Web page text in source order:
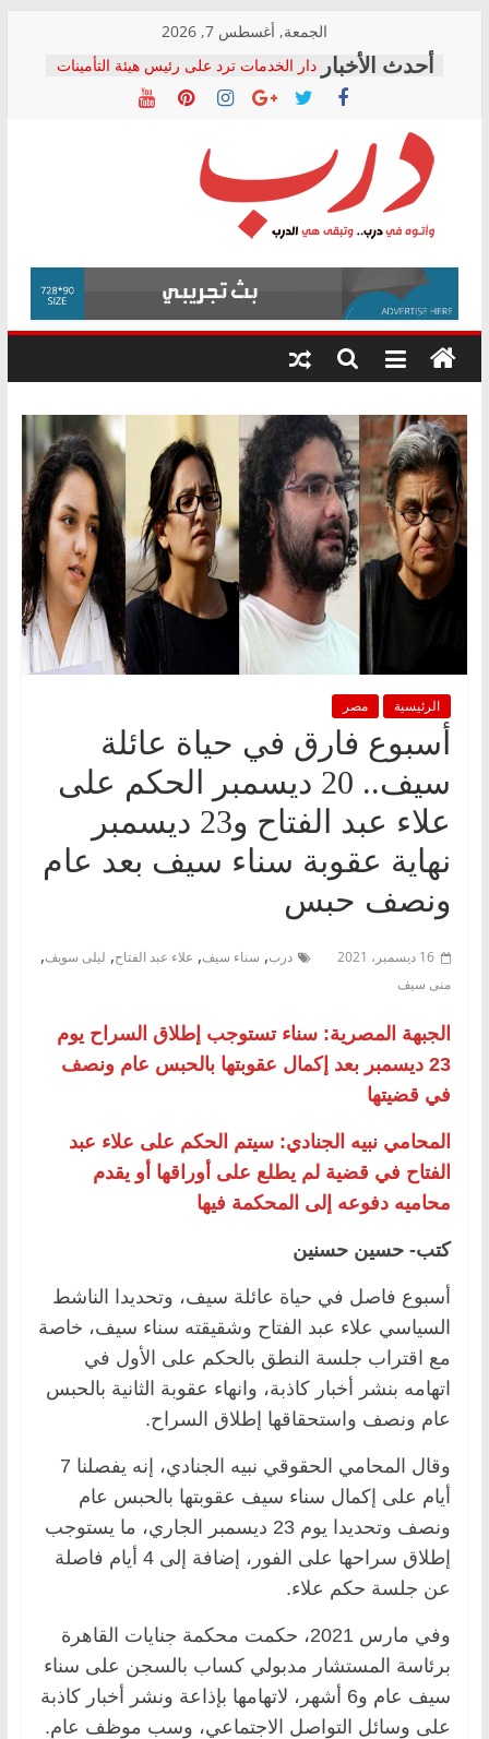
content
الجمعة, أغسطس 7, 2026
دار الخدمات ترد على رئيس هيئة التأمينات
بعد مؤتمره الصحفي: إنكار الأزمة لا ينهي
معاناة أصحاب المعاشات.. ونطالب بكشف
فرحات سليمان يكتب: القطاع الصحي إلى
أين؟
حزب التحالف الشعبي يطلق لجنة “الحق
في الصحة” بالإسكندرية لرصد الانتهاكات
ودعم المرضى
الوزاري لمدينة الصحفيين.. وانتهاء أعمال
إنشاء المبنى الإداري
المجلس القومي لحقوق الإنسان يعلن
متابعة قضية الدكتور محمد زهران.. ويؤكد:
قرينة البراءة وضمانات المحاكمة العادلة
درب
وأتوه
درب..
وتبقى
هي
الرئيسية مصر
أسبوع فارق في حياة عائلة
سيف.. 20 ديسمبر الحكم على
علاء عبد الفتاح و23 ديسمبر
نهاية عقوبة سناء سيف بعد عام
ونصف حبس
16 ديسمبر، 2021 درب, سناء سيف, علاء عبد الفتاح, ليلى سويف,
منى سيف
الجبهة المصرية: سناء تستوجب إطلاق السراح يوم
23 ديسمبر بعد إكمال عقوبتها بالحبس عام ونصف
في قضيتها
المحامي نبيه الجنادي: سيتم الحكم على علاء عبد
الفتاح في قضية لم يطلع على أوراقها أو يقدم
محاميه دفوعه إلى المحكمة فيها
كتب- حسين حسنين
أسبوع فاصل في حياة عائلة سيف، وتحديدا الناشط
السياسي علاء عبد الفتاح وشقيقته سناء سيف، خاصة
مع اقتراب جلسة النطق بالحكم على الأول في
اتهامه بنشر أخبار كاذبة، وانهاء عقوبة الثانية بالحبس
عام ونصف واستحقاقها إطلاق السراح.
وقال المحامي الحقوقي نبيه الجنادي، إنه يفصلنا 7
أيام على إكمال سناء سيف عقوبتها بالحبس عام
ونصف وتحديدا يوم 23 ديسمبر الجاري، ما يستوجب
إطلاق سراحها على الفور، إضافة إلى 4 أيام فاصلة
عن جلسة حكم علاء.
وفي مارس 2021، حكمت محكمة جنايات القاهرة
برئاسة المستشار مدبولي كساب بالسجن على سناء
سيف عام و6 أشهر، لاتهامها بإذاعة ونشر أخبار كاذبة
على وسائل التواصل الاجتماعي، وسب موظف عام.